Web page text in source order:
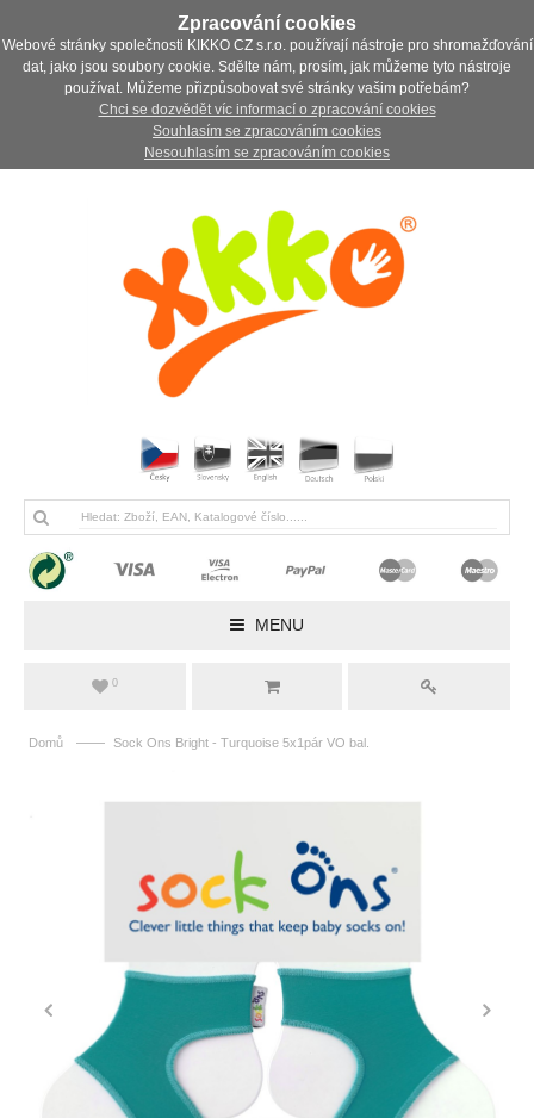
Zpracování cookies
Webové stránky společnosti KIKKO CZ s.r.o. používají nástroje pro shromažďování
dat, jako jsou soubory cookie. Sdělte nám, prosím, jak můžeme tyto nástroje
používat. Můžeme přizpůsobovat své stránky vašim potřebám?
Chci se dozvědět víc informací o zpracování cookies
Souhlasím se zpracováním cookies
Nesouhlasím se zpracováním cookies
MENU
0
Domů —— Sock Ons Bright - Turquoise 5x1pár VO bal.